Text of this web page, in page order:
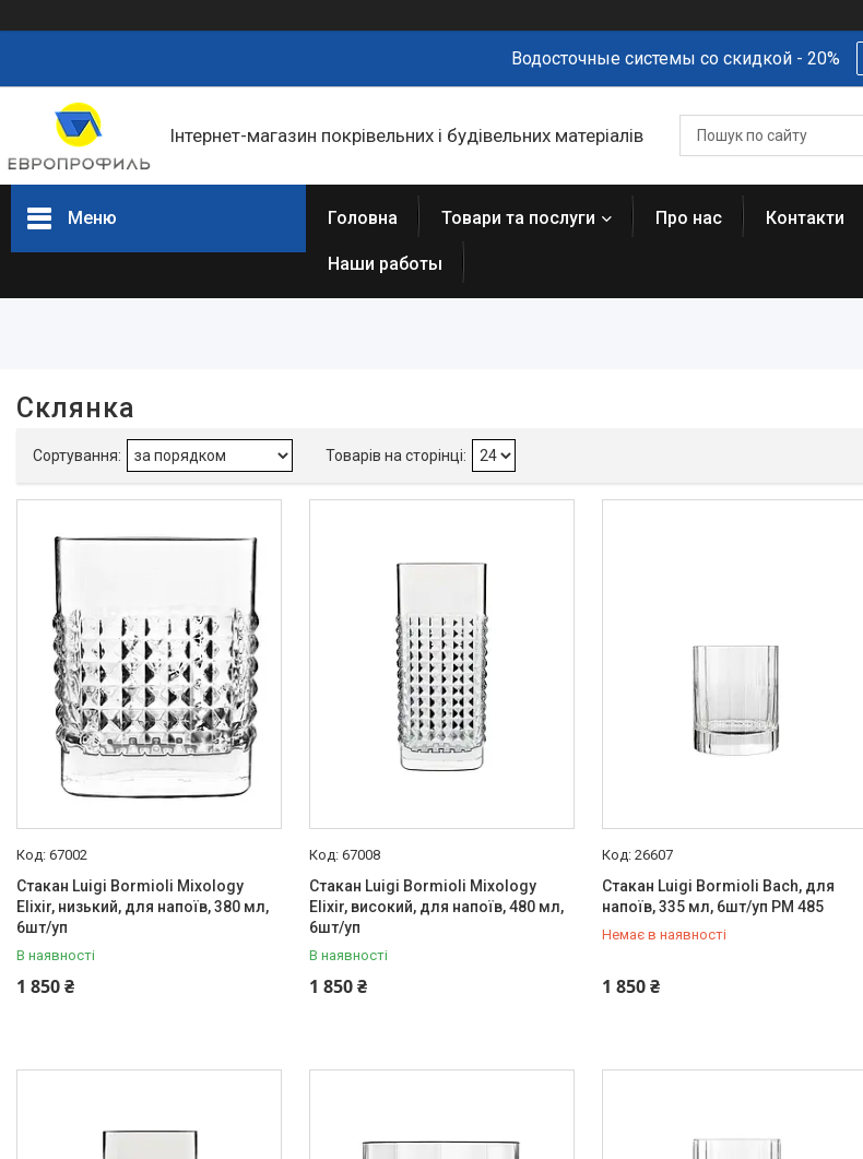
Водосточные системы со скидкой - 20%
Інтернет-магазин покрівельних і будівельних матеріалів
Меню
Так 2
Виробник
Товари та послуги
Статті
Про нас
Відгуки
Фотогалерея
Представництва та філіали
Головна Товари та послуги Про нас Контакти
Наши работы
Склянка
67002
Стакан Luigi Bormioli Mixology
Elixir, низький, для напоїв, 380 мл,
6шт/уп
В наявності
1 850 ₴
67008
Стакан Luigi Bormioli Mixology
Elixir, високий, для напоїв, 480 мл,
6шт/уп
В наявності
1 850 ₴
26607
Стакан Luigi Bormioli Bach, для
напоїв, 335 мл, 6шт/уп PM 485
Немає в наявності
1 850 ₴
+380 (67) 519-99-10